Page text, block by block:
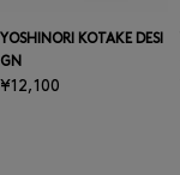
YOSHINORI KOTAKE DESI
GN
¥12,100